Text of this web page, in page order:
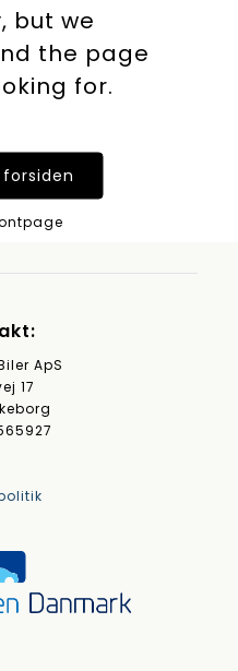
but we
the page
for.
ApS
17